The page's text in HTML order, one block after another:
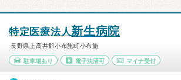
特定医療法人新生病院
長野県上高井郡小布施町小布施
駐車場あり 電子決済可 マイナ受付